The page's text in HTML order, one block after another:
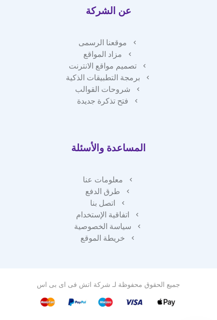
عن الشركة
موقعنا الرسمى
مزاد المواقع
تصميم مواقع الانترنت
برمجة التطبيقات الذكية
شروحات القوالب
فتح تذكرة جديدة
المساعدة والأسئلة
معلومات عنا
طرق الدفع
اتصل بنا
اتفاقية الإستخدام
سياسة الخصوصية
خريطة الموقع
جميع الحقوق محفوظة لـ شركة اتش فى اى بى اس
فريق دعم العملاء لدينا هنا للإجابة